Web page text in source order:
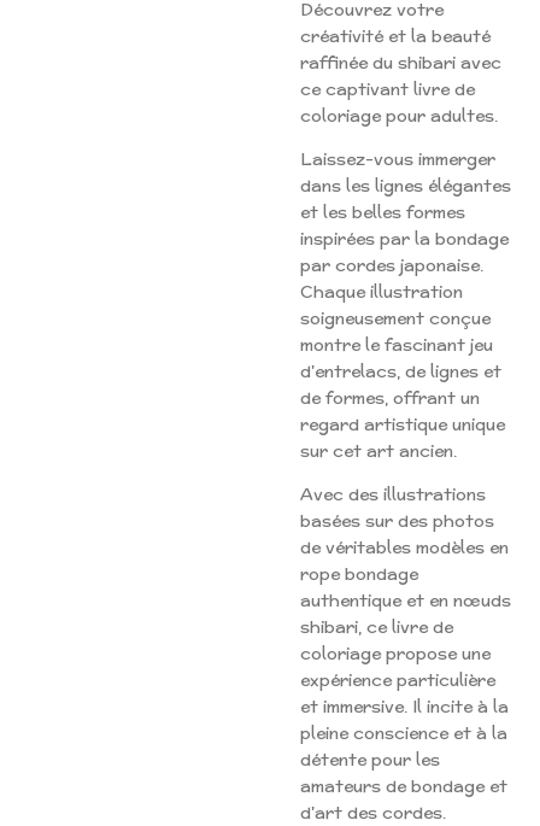
Découvrez votre
créativité et la beauté
raffinée du shibari avec
ce captivant livre de
coloriage pour adultes.
Laissez-vous immerger
dans les lignes élégantes
et les belles formes
inspirées par la bondage
par cordes japonaise.
Chaque illustration
soigneusement conçue
montre le fascinant jeu
d'entrelacs, de lignes et
de formes, offrant un
regard artistique unique
sur cet art ancien.
Avec des illustrations
basées sur des photos
de véritables modèles en
rope bondage
authentique et en nœuds
shibari, ce livre de
coloriage propose une
expérience particulière
et immersive. Il incite à la
pleine conscience et à la
détente pour les
amateurs de bondage et
d'art des cordes.